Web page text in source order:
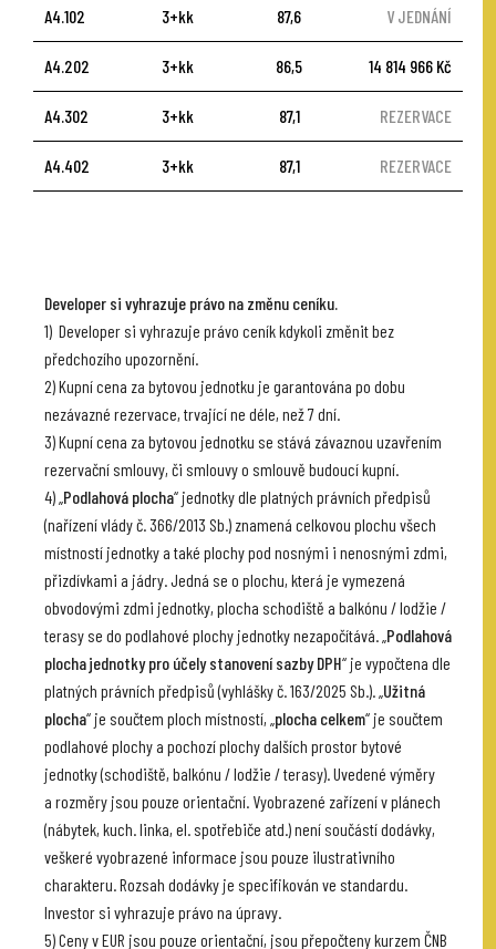
A4.102 3+kk 87,6 V JEDNÁNÍ
A4.202 3+kk 86,5 14 814 966 Kč
A4.302 3+kk 87,1 REZERVACE
A4.402 3+kk 87,1 REZERVACE
Developer si vyhrazuje právo na změnu ceníku.
1) Developer si vyhrazuje právo ceník kdykoli změnit bez
předchozího upozornění.
2) Kupní cena za bytovou jednotku je garantována po dobu
nezávazné rezervace, trvající ne déle, než 7 dní.
3) Kupní cena za bytovou jednotku se stává závaznou uzavřením
rezervační smlouvy, či smlouvy o smlouvě budoucí kupní.
4) „Podlahová plocha“ jednotky dle platných právních předpisů
(nařízení vlády č. 366/2013 Sb.) znamená celkovou plochu všech
místností jednotky a také plochy pod nosnými i nenosnými zdmi,
přizdívkami a jádry. Jedná se o plochu, která je vymezená
obvodovými zdmi jednotky, plocha schodiště a balkónu / lodžie /
terasy se do podlahové plochy jednotky nezapočítává. „Podlahová
plocha jednotky pro účely stanovení sazby DPH“ je vypočtena dle
platných právních předpisů (vyhlášky č. 163/2025 Sb.). „Užitná
plocha“ je součtem ploch místností, „plocha celkem“ je součtem
podlahové plochy a pochozí plochy dalších prostor bytové
jednotky (schodiště, balkónu / lodžie / terasy). Uvedené výměry
a rozměry jsou pouze orientační. Vyobrazené zařízení v plánech
(nábytek, kuch. linka, el. spotřebiče atd.) není součástí dodávky,
veškeré vyobrazené informace jsou pouze ilustrativního
charakteru. Rozsah dodávky je specifikován ve standardu.
Investor si vyhrazuje právo na úpravy.
5) Ceny v EUR jsou pouze orientační, jsou přepočteny kurzem ČNB